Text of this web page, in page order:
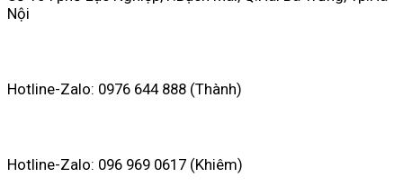
Nội
Hotline-Zalo: 0976 644 888 (Thành)
Hotline-Zalo: 096 969 0617 (Khiêm)